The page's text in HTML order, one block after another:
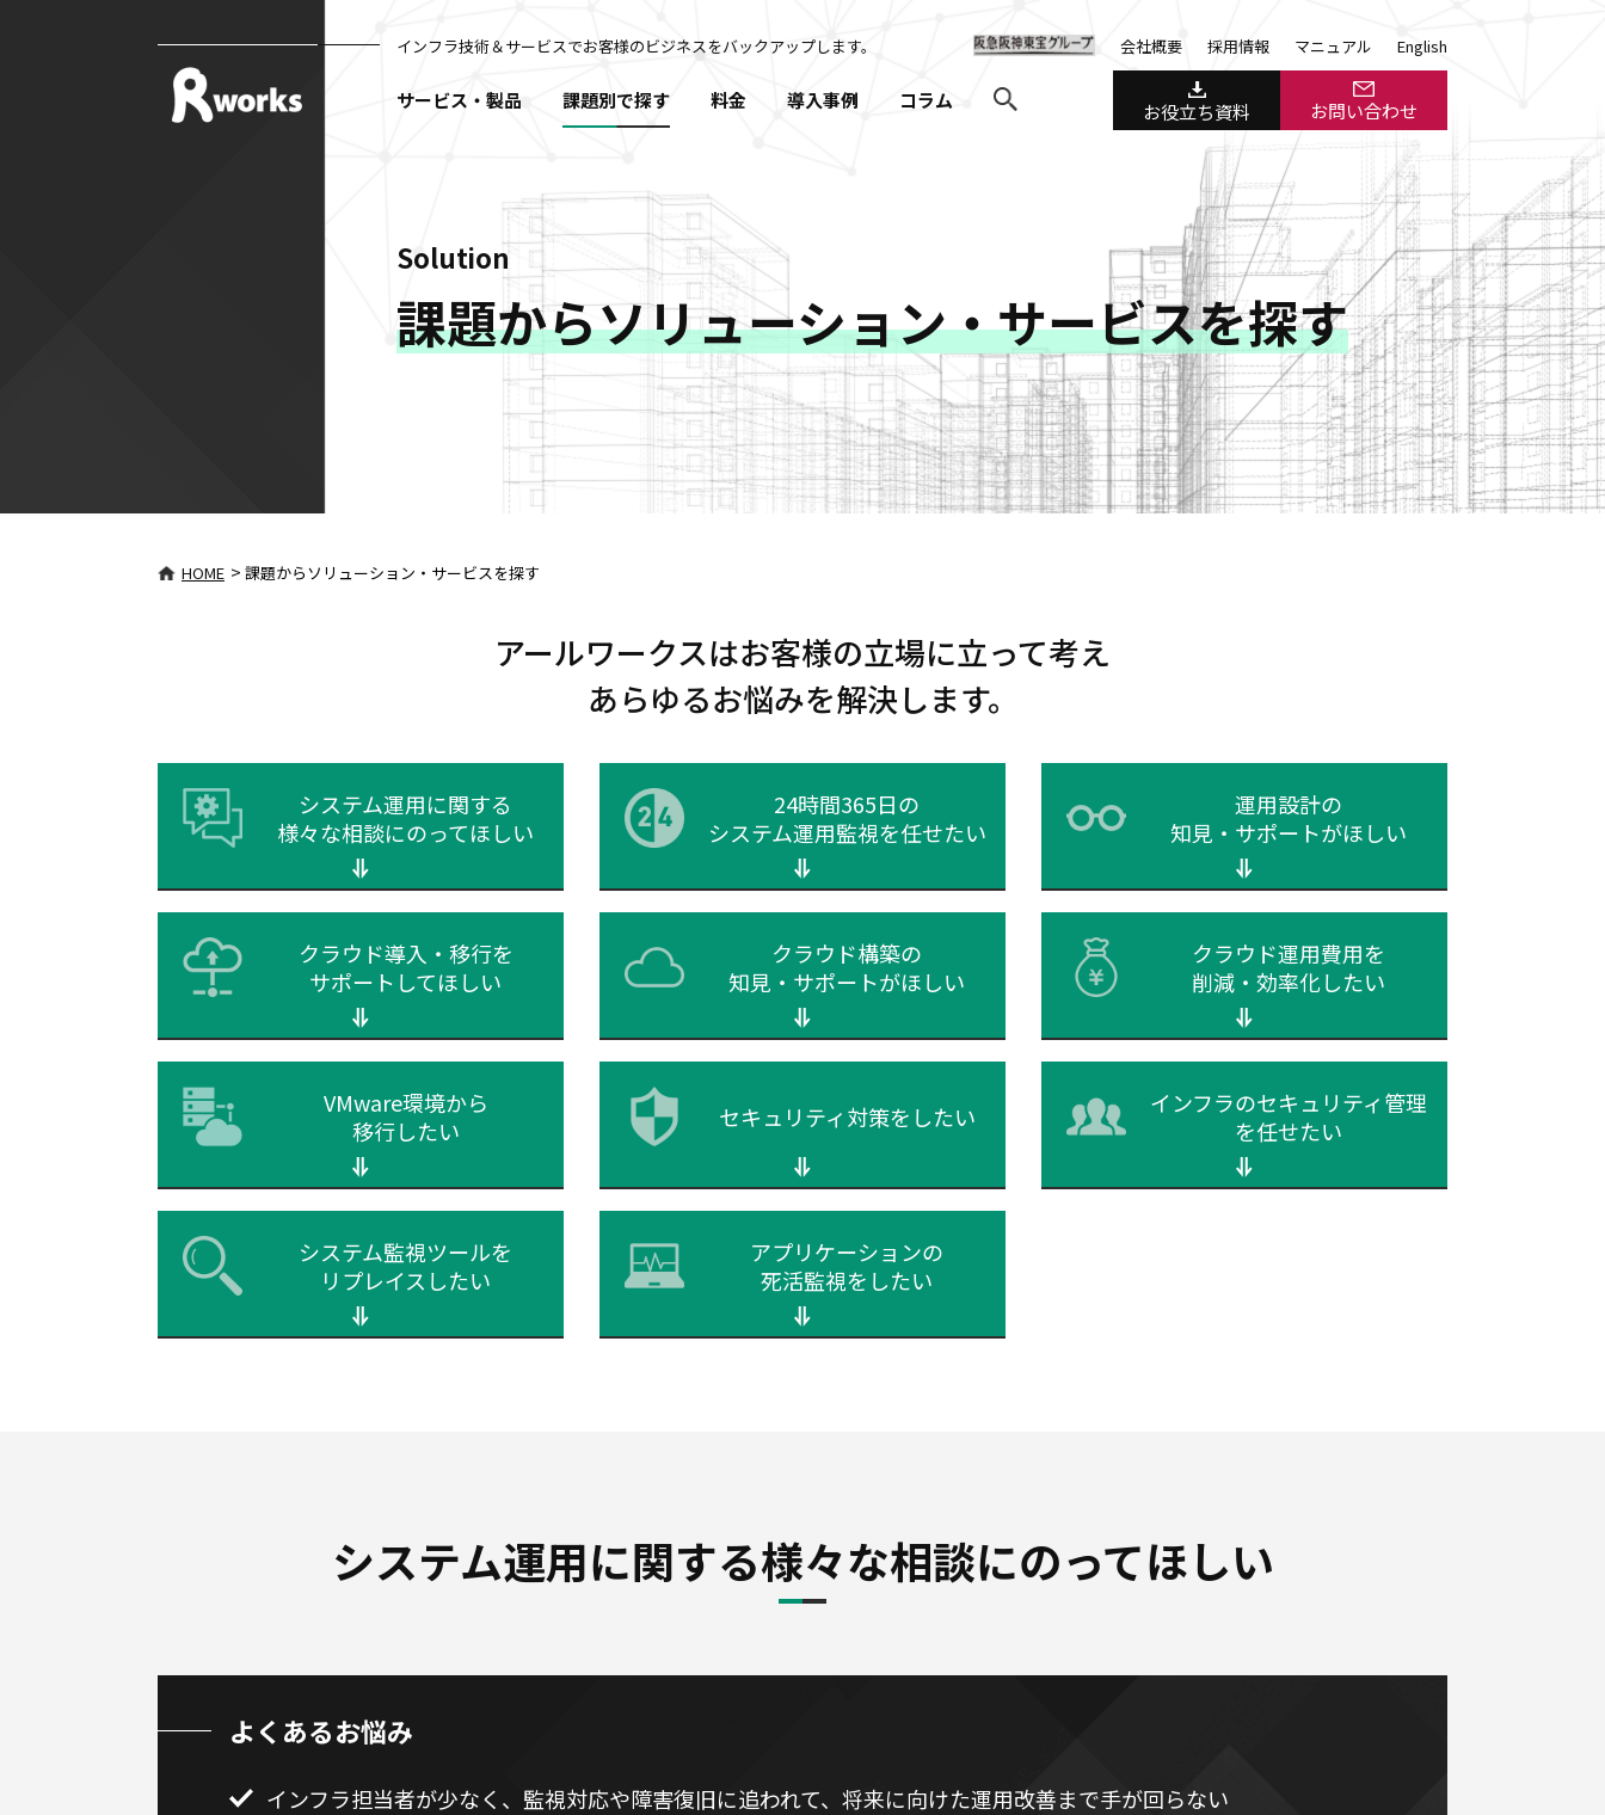
インフラ技術＆サービスでお客様のビジネスをバックアップします。 会社概要 採用情報 マニュアル English
サービス・製品 課題別で探す 料金 導入事例 コラム お役立ち資料 お問い合わせ
Solution
課題からソリューション・サービスを探す
HOME > 課題からソリューション・サービスを探す
アールワークスはお客様の立場に立って考え
あらゆるお悩みを解決します。
システム運用に関する
様々な相談にのってほしい
24時間365日の
システム運用監視を任せたい
運用設計の
知見・ サポートがほしい
クラウド導入・移行を
サポートしてほしい
クラウド構築の
知見・ サポートがほしい
クラウド運用費用を
削減・効率化したい
VMware環境から
移行したい
セキュリティ対策をしたい インフラのセキュリティ管理
を任せたい
システム監視ツールを
リプレイスしたい
アプリケーションの
死活監視をしたい
システム運用に関する様々な相談にのってほしい
よくあるお悩み
インフラ担当者が少なく、監視対応や障害復旧に追われて、将来に向けた運用改善まで手が回らない